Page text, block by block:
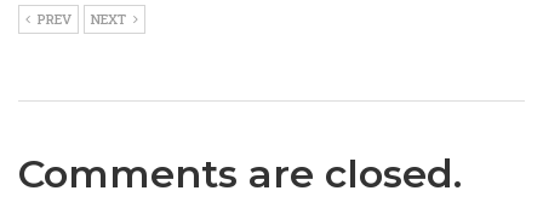
PREV NEXT
Comments are closed.